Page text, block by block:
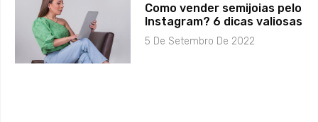
Como vender semijoias pelo
Instagram? 6 dicas valiosas
5 De Setembro De 2022